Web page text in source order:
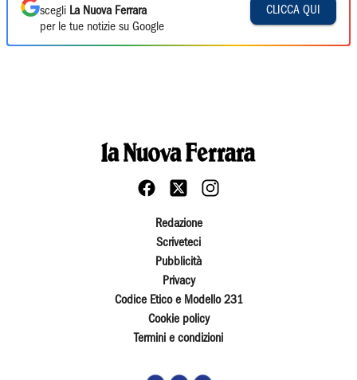
scegli La Nuova Ferrara
per le tue notizie su Google
CLICCA QUI
Redazione
Scriveteci
Pubblicità
Privacy
Codice Etico e Modello 231
Cookie policy
Termini e condizioni